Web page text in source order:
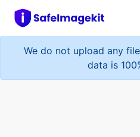
We do not upload any
data is